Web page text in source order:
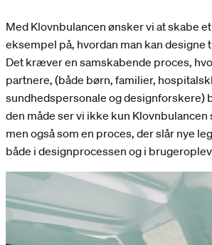
Med Klovnbulancen ønsker vi at skabe
eksempel på, hvordan man kan designe
Det kræver en samskabende proces,
partnere, (både børn, familier,
sundhedspersonale og designforskere)
den måde ser vi ikke kun
men også som en proces, der slår nye
både i designprocessen og i